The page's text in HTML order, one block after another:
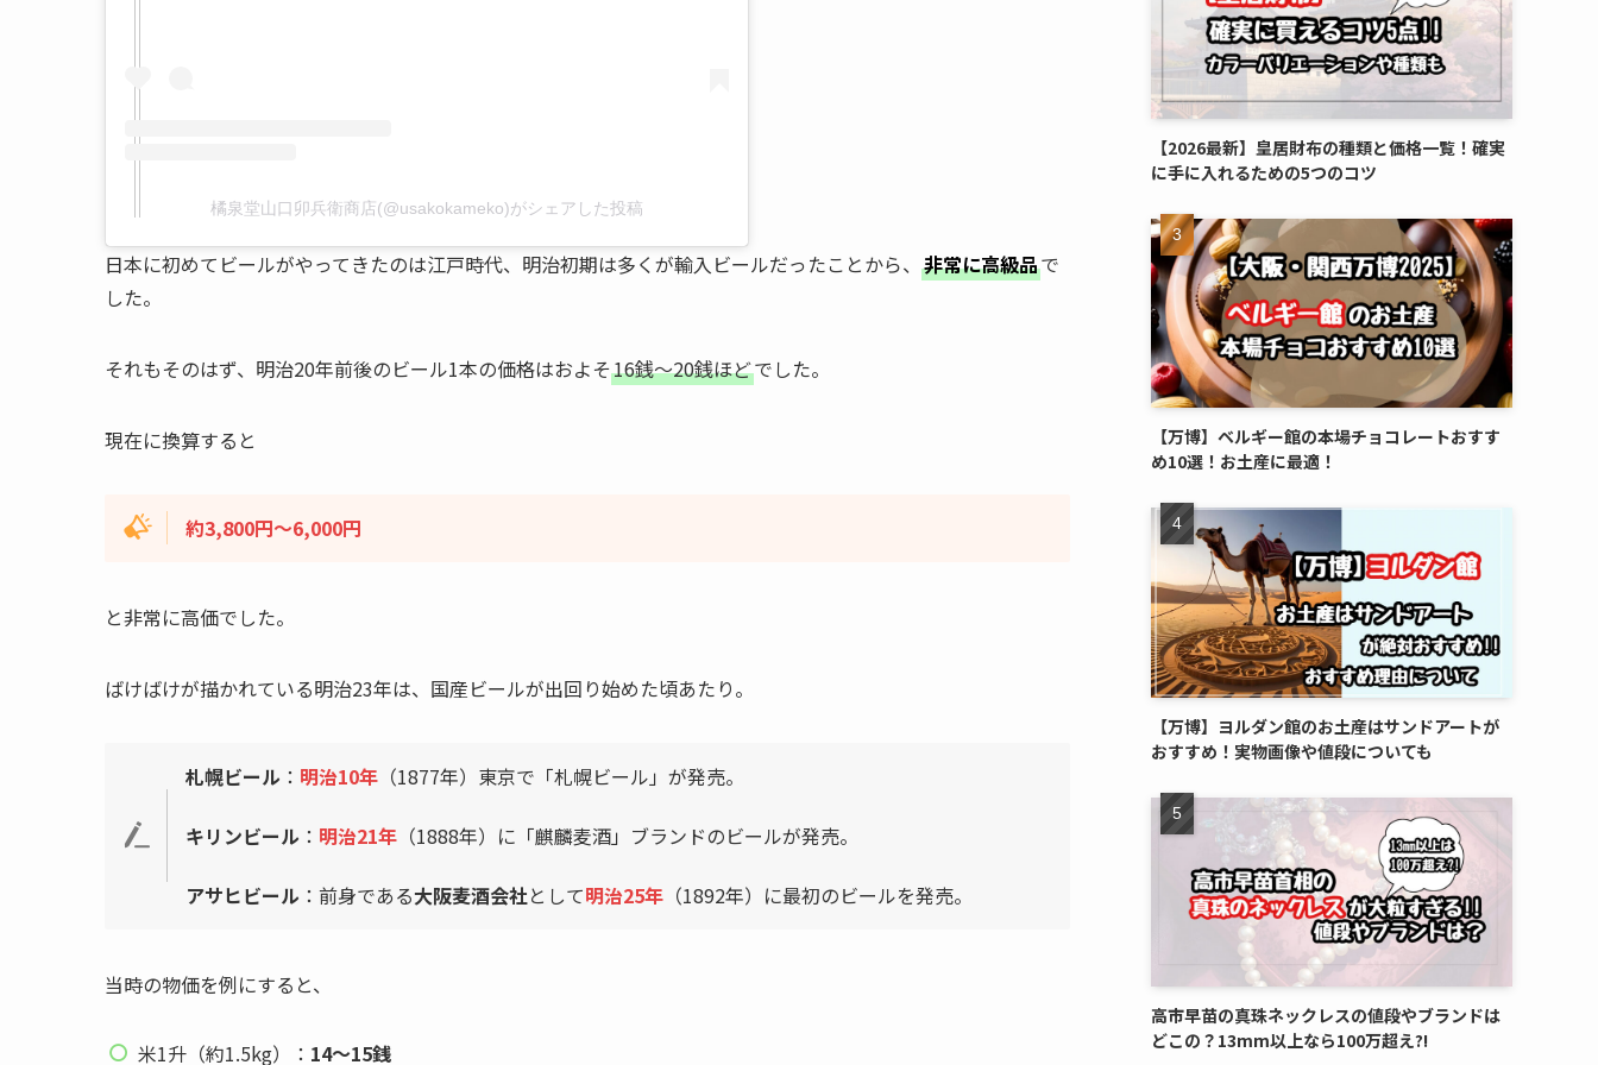
橘泉堂山口卯兵衛商店(@usakokameko)がシェアした投稿
日本に初めてビールがやってきたのは江戸時代、明治初期は多くが輸入ビールだったことから、 非常に高級品で
した。
それもそのはず、明治20年前後のビール1本の価格はおよそ16銭～20銭ほどでした。
現在に換算すると
約3,800円～6,000円
と非常に高価でした。
ばけばけが描かれている明治23年は、国産ビールが出回り始めた頃あたり。
札幌ビール ： 明治10年 （1877年）東京で「札幌ビール」が発売。
キリンビール ： 明治21年 （1888年）に「麒麟麦酒」ブランドのビールが発売。
アサヒビール ：前身である大阪麦酒会社として明治25年 （1892年）に最初のビールを発売。
当時の物価を例にすると、
米1升（約1.5kg）： 14～15銭
【2026最新】皇居財布の種類と価格一覧！確実
に手に入れるための5つのコツ
【万博】ベルギー館の本場チョコレートおすす
め10選！お土産に最適！
【万博】ヨルダン館のお土産はサンドアートが
おすすめ！実物画像や値段についても
高市早苗の真珠ネックレスの値段やブランドは
どこの？13mm以上なら100万超え?!